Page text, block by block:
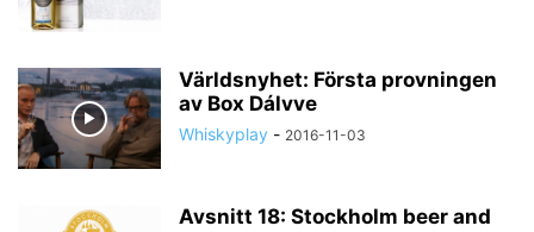
Världsnyhet: Första provningen
av Box Dálvve
Whiskyplay - 2016-11-03
Avsnitt 18: Stockholm beer and